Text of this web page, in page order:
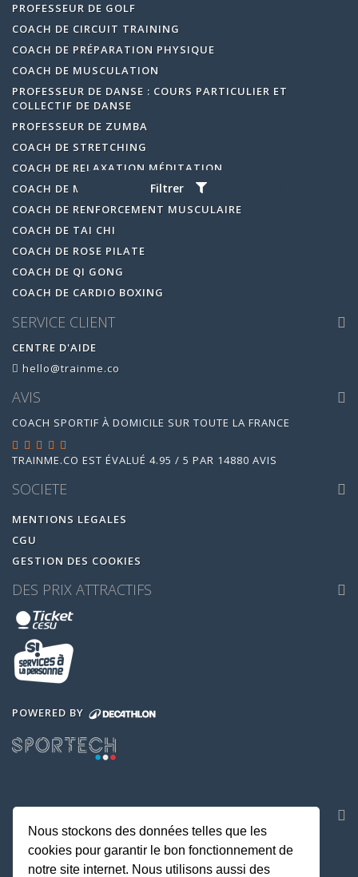
Filtrer
PROFESSEUR DE GOLF
COACH DE CIRCUIT TRAINING
COACH DE PRÉPARATION PHYSIQUE
COACH DE MUSCULATION
PROFESSEUR DE DANSE : COURS PARTICULIER ET
COLLECTIF DE DANSE
PROFESSEUR DE ZUMBA
COACH DE STRETCHING
COACH DE RELAXATION MÉDITATION
COACH DE MARCHE NORDIQUE
COACH DE RENFORCEMENT MUSCULAIRE
COACH DE TAI CHI
COACH DE ROSE PILATE
COACH DE QI GONG
COACH DE CARDIO BOXING
SERVICE CLIENT
CENTRE D'AIDE
hello@trainme.co
AVIS
COACH SPORTIF À DOMICILE SUR TOUTE LA FRANCE
TRAINME.CO EST ÉVALUÉ 4.95 / 5 PAR 14880 AVIS
SOCIETE
MENTIONS LEGALES
CGU
GESTION DES COOKIES
DES PRIX ATTRACTIFS
POWERED BY
Nous stockons des données telles que les
cookies pour garantir le bon fonctionnement de
notre site internet. Nous utilisons aussi des